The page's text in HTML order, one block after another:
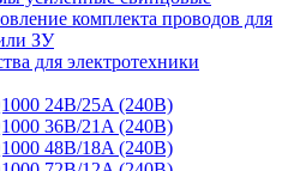
комплекта проводов для
ЗУ
для электротехники
24B/25A (240B)
36B/21A (240B)
48B/18A (240B)